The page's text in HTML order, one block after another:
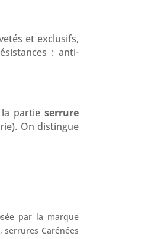
et exclusifs,
: anti-
partie serrure
On distingue
par la marque
Carénées